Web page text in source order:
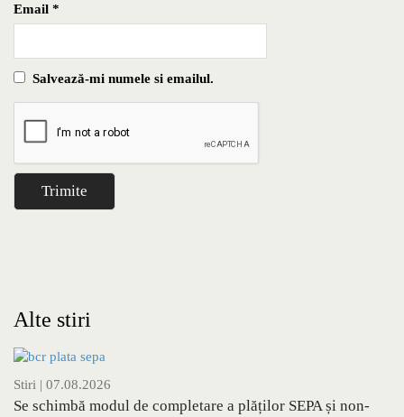
Email *
Salvează-mi numele si emailul.
Alte stiri
Stiri | 07.08.2026
Se schimbă modul de completare a plăților SEPA și non-